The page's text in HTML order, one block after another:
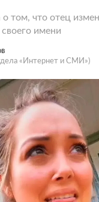
том, что отец
имени
«Интернет и СМИ»)